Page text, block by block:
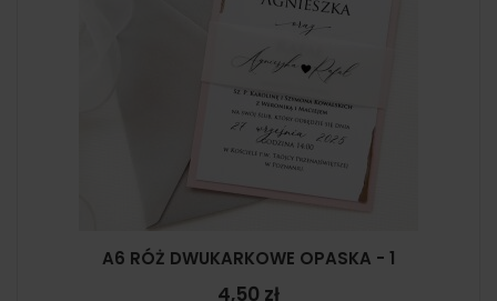
A6 RÓŻ DWUKARKOWE OPASKA - 1
4,50 zł